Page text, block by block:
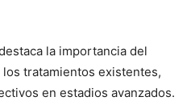
la importancia del
los tratamientos existentes,
en estadios avanzados.